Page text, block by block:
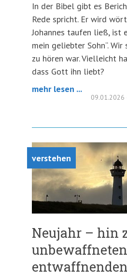
In der Bibel gibt es
Rede spricht. Er wird
Johannes taufen ließ, ist
mein geliebter Sohn“.
zu hören war. Vielleicht
dass Gott ihn liebt?
mehr lesen ...
09.01.2026
verstehen
Neujahr – hin